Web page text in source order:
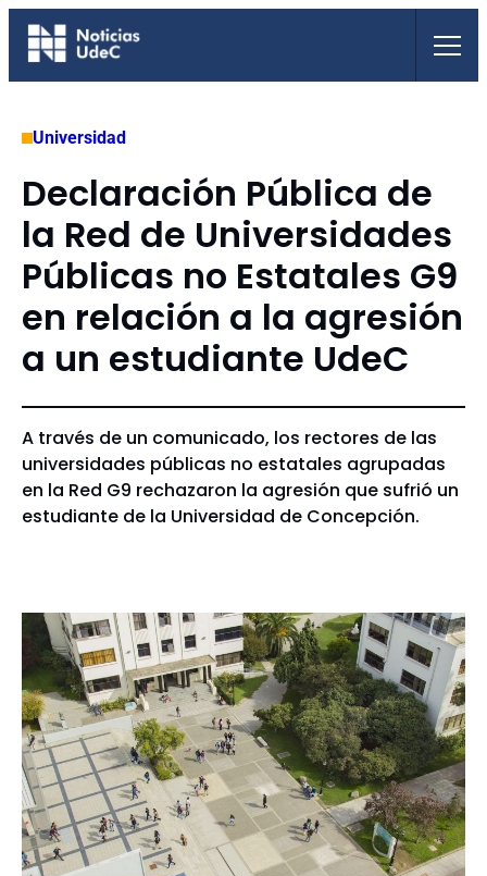
Saltar
Universidad
Declaración Pública de
la Red de Universidades
Públicas no Estatales G9
en relación a la agresión
a un estudiante UdeC
A través de un comunicado, los rectores de las
universidades públicas no estatales agrupadas
en la Red G9 rechazaron la agresión que sufrió un
estudiante de la Universidad de Concepción.